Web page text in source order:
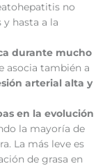
no
hasta a la
durante mucho
asocia también a
arterial alta y
en la evolución
la mayoría de
La más leve es
de grasa en